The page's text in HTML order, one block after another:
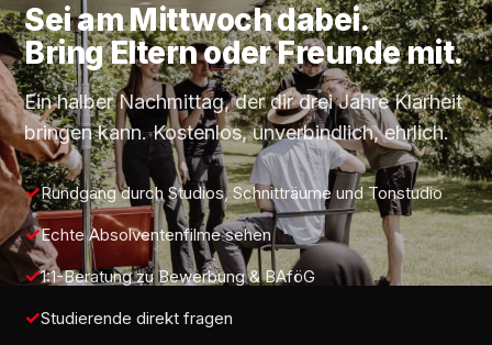
Sei amMittwochdabei.
Bring Eltern oder Freunde mit.
Ein halber Nachmittag, der dir drei Jahre Klarheit
bringen kann. Kostenlos, unverbindlich, ehrlich.
Rundgang durch Studios, Schnitträume und Tonstudio
Echte Absolventenfilme sehen
1:1-Beratung zu Bewerbung & BAföG
Studierende direkt fragen